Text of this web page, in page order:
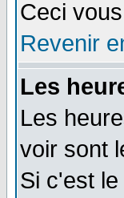
Ceci
Revenir
Les
Les
voir sont
Si c'est